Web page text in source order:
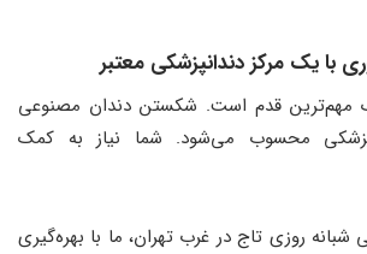
با یک مرکز دندانپزشکی معتبر
مهم‌ترین قدم است. شکستن دندان مصنوعی
محسوب می‌شود. شما نیاز به کمک
شبانه روزی تاج در غرب تهران، ما با بهره‌گیری